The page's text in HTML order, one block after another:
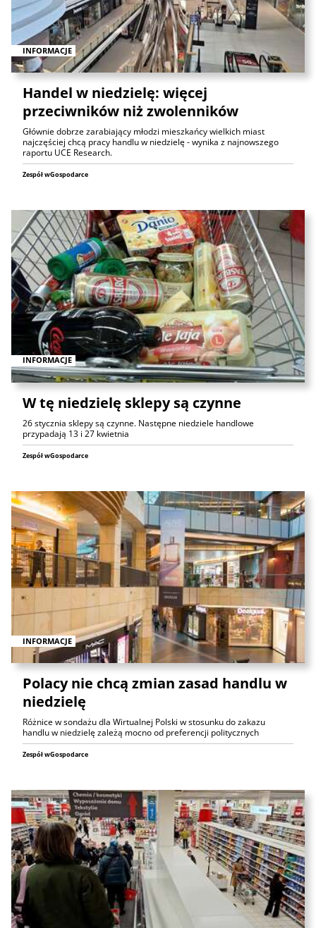
INFORMACJE
Handel w niedzielę: więcej
przeciwników niż zwolenników
Głównie dobrze zarabiający młodzi mieszkańcy wielkich miast
najczęściej chcą pracy handlu w niedzielę - wynika z najnowszego
raportu UCE Research.
Zespół wGospodarce
INFORMACJE
W tę niedzielę sklepy są czynne
26 stycznia sklepy są czynne. Następne niedziele handlowe
przypadają 13 i 27 kwietnia
Zespół wGospodarce
INFORMACJE
Polacy nie chcą zmian zasad handlu w
niedzielę
Różnice w sondażu dla Wirtualnej Polski w stosunku do zakazu
handlu w niedzielę zależą mocno od preferencji politycznych
Zespół wGospodarce